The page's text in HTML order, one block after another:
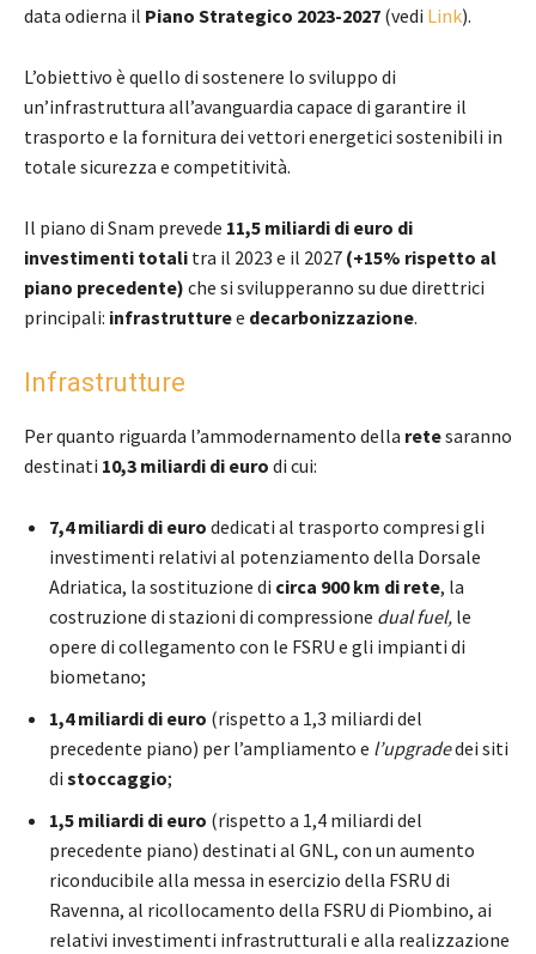
data odierna il Piano Strategico 2023-2027 (vedi Link).
L’obiettivo è quello di sostenere lo sviluppo di
un’infrastruttura all’avanguardia capace di garantire il
trasporto e la fornitura dei vettori energetici sostenibili in
totale sicurezza e competitività.
Il piano di Snam prevede 11,5 miliardi di euro di
investimenti totali tra il 2023 e il 2027 (+15% rispetto al
piano precedente) che si svilupperanno su due direttrici
principali: infrastrutturee decarbonizzazione.
Infrastrutture
Per quanto riguarda l’ammodernamento della retesaranno
destinati 10,3 miliardi di euro di cui:
7,4 miliardi di euro dedicati al trasporto compresi gli
investimenti relativi al potenziamento della Dorsale
Adriatica, la sostituzione di circa 900 km di rete, la
costruzione di stazioni di compressione dual fuel, le
opere di collegamento con le FSRU e gli impianti di
biometano;
1,4 miliardi di euro (rispetto a 1,3 miliardi del
precedente piano) per l’ampliamento e l’upgradedei siti
di stoccaggio;
1,5 miliardi di euro (rispetto a 1,4 miliardi del
precedente piano) destinati al GNL, con un aumento
riconducibile alla messa in esercizio della FSRU di
Ravenna, al ricollocamento della FSRU di Piombino, ai
relativi investimenti infrastrutturali e alla realizzazione